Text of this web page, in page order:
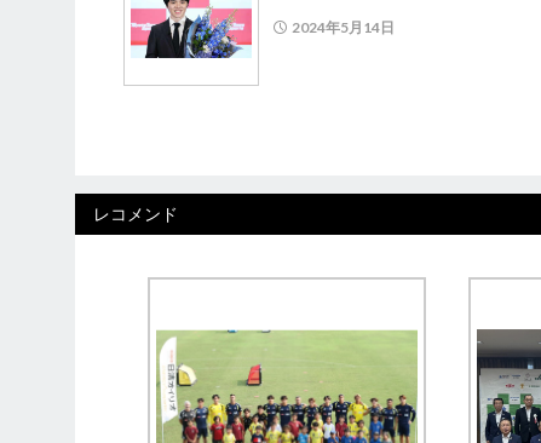
2024年5月14日
レコメンド